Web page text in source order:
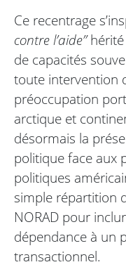
Ce recentrage
contre l’aide”hérité
de capacités
toute intervention
préoccupation
arctique et
désormais la
politique face aux
politiques
simple répartition
NORAD pour
dépendance à un
transactionnel.